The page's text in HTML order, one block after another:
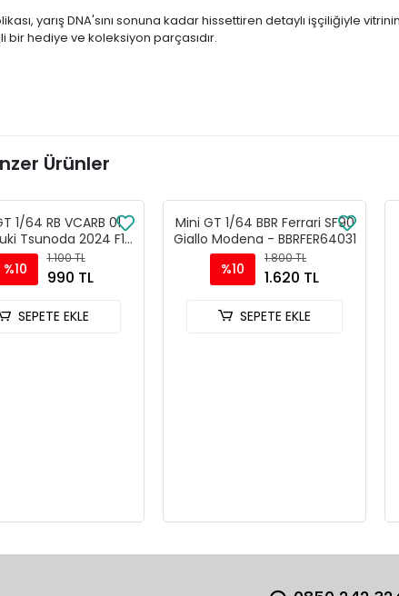
yarış DNA'sını sonuna kadar hissettiren detaylı işçiliğiyle
hediye ve koleksiyon parçasıdır.
Ürünler
1/64 RB VCARB 01
Tsunoda 2024 F1
GP - MGT01007
%10
1.100 TL
990 TL
SEPETE EKLE
Mini GT 1/64 BBR Ferrari SF90
Giallo Modena - BBRFER64031
%10
1.800 TL
1.620 TL
SEPETE EKLE